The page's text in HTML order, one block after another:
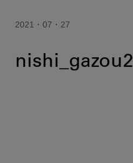
2021・07・27
nishi_gazou2